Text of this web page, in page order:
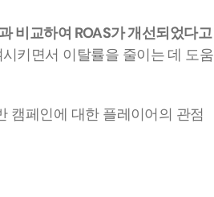
비교하여 ROAS가 개선되었다고
키면서 이탈률을 줄이는 데 도움
캠페인에 대한 플레이어의 관점